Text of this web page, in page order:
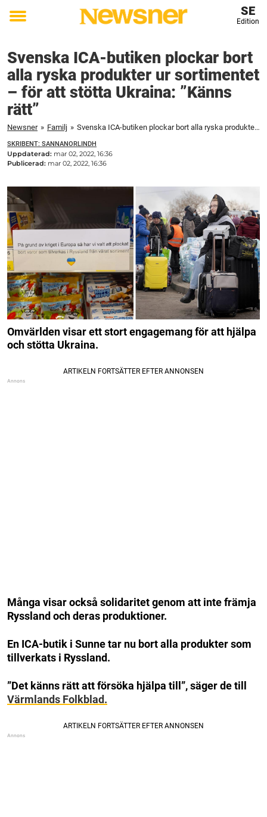
Toggle
SE
Edition
Svenska ICA-butiken plockar bort
alla ryska produkter ur sortimentet
– för att stötta Ukraina: ”Känns
rätt”
Newsner » Familj » Svenska ICA-butiken plockar bort alla ryska produkter ur sortimentet – för att stötta Ukraina: "Känns rätt"
SKRIBENT: SANNANORLINDH
Uppdaterad: mar 02, 2022, 16:36
Publicerad: mar 02, 2022, 16:36
Omvärlden visar ett stort engagemang för att hjälpa
och stötta Ukraina.
Många visar också solidaritet genom att inte främja
Ryssland och deras produktioner.
En ICA-butik i Sunne tar nu bort alla produkter som
tillverkats i Ryssland.
”Det känns rätt att försöka hjälpa till”, säger de till
Värmlands Folkblad.